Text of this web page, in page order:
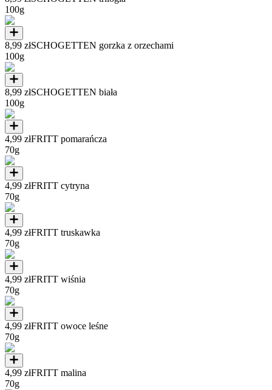
100g
8,99 złSCHOGETTEN gorzka z orzechami
100g
8,99 złSCHOGETTEN biała
100g
4,99 złFRITT pomarańcza
70g
4,99 złFRITT cytryna
70g
4,99 złFRITT truskawka
70g
4,99 złFRITT wiśnia
70g
4,99 złFRITT owoce leśne
70g
4,99 złFRITT malina
70g